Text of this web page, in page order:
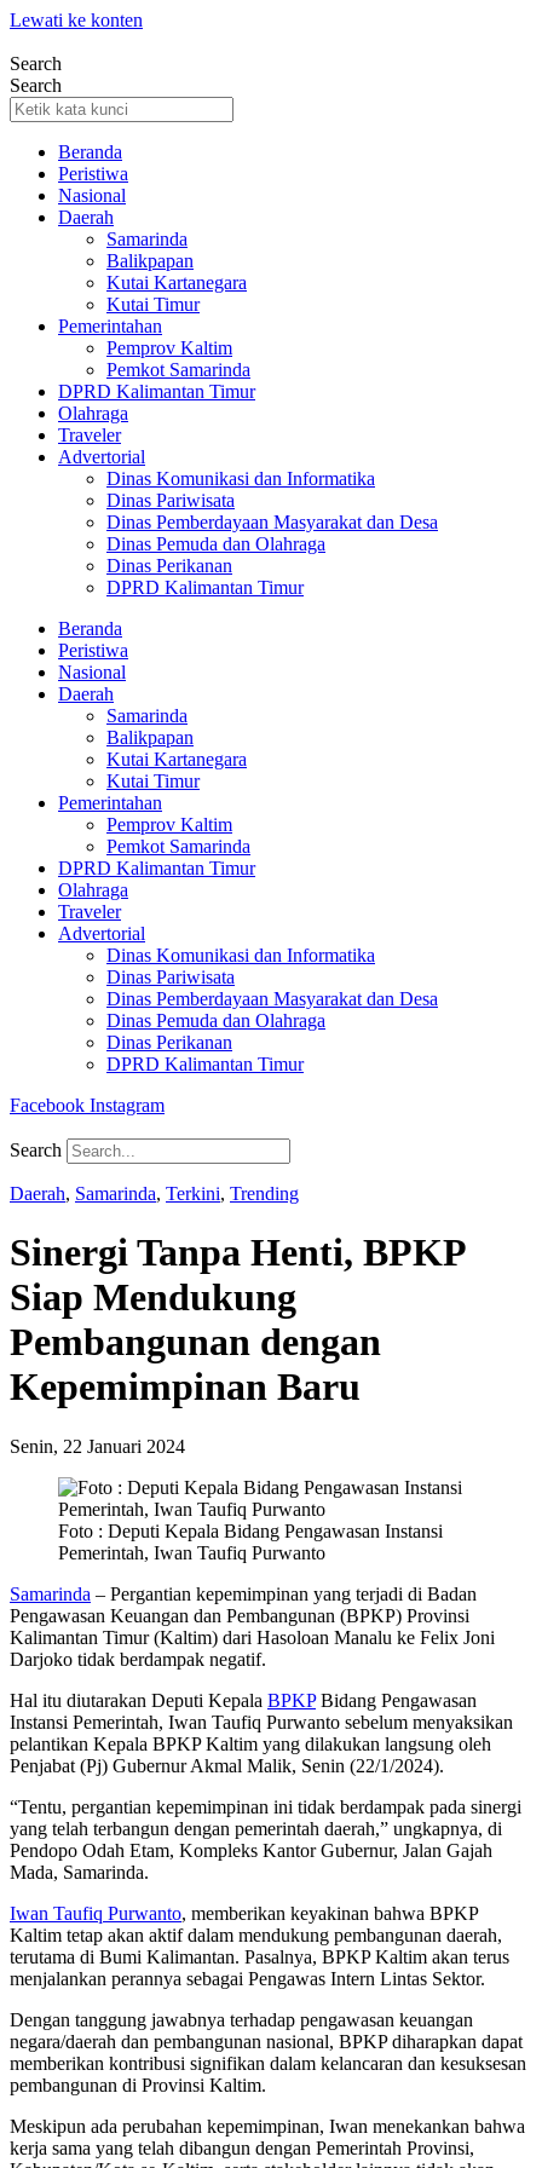
Lewati ke konten
Search
Search
Beranda
Peristiwa
Nasional
Daerah
Samarinda
Balikpapan
Kutai Kartanegara
Kutai Timur
Pemerintahan
Pemprov Kaltim
Pemkot Samarinda
DPRD Kalimantan Timur
Olahraga
Traveler
Advertorial
Dinas Komunikasi dan Informatika
Dinas Pariwisata
Dinas Pemberdayaan Masyarakat dan Desa
Dinas Pemuda dan Olahraga
Dinas Perikanan
DPRD Kalimantan Timur
Beranda
Peristiwa
Nasional
Daerah
Samarinda
Balikpapan
Kutai Kartanegara
Kutai Timur
Pemerintahan
Pemprov Kaltim
Pemkot Samarinda
DPRD Kalimantan Timur
Olahraga
Traveler
Advertorial
Dinas Komunikasi dan Informatika
Dinas Pariwisata
Dinas Pemberdayaan Masyarakat dan Desa
Dinas Pemuda dan Olahraga
Dinas Perikanan
DPRD Kalimantan Timur
Facebook Instagram
Search
Daerah, Samarinda, Terkini, Trending
Sinergi Tanpa Henti, BPKP
Siap Mendukung
Pembangunan dengan
Kepemimpinan Baru
Senin, 22 Januari 2024
Foto : Deputi Kepala Bidang Pengawasan Instansi
Pemerintah, Iwan Taufiq Purwanto
Samarinda – Pergantian kepemimpinan yang terjadi di Badan
Pengawasan Keuangan dan Pembangunan (BPKP) Provinsi
Kalimantan Timur (Kaltim) dari Hasoloan Manalu ke Felix Joni
Darjoko tidak berdampak negatif.
Hal itu diutarakan Deputi Kepala BPKPBidang Pengawasan
Instansi Pemerintah, Iwan Taufiq Purwanto sebelum menyaksikan
pelantikan Kepala BPKP Kaltim yang dilakukan langsung oleh
Penjabat (Pj) Gubernur Akmal Malik, Senin (22/1/2024).
“Tentu, pergantian kepemimpinan ini tidak berdampak pada sinergi
yang telah terbangun dengan pemerintah daerah,” ungkapnya, di
Pendopo Odah Etam, Kompleks Kantor Gubernur, Jalan Gajah
Mada, Samarinda.
Iwan Taufiq Purwanto, memberikan keyakinan bahwa BPKP
Kaltim tetap akan aktif dalam mendukung pembangunan daerah,
terutama di Bumi Kalimantan. Pasalnya, BPKP Kaltim akan terus
menjalankan perannya sebagai Pengawas Intern Lintas Sektor.
Dengan tanggung jawabnya terhadap pengawasan keuangan
negara/daerah dan pembangunan nasional, BPKP diharapkan dapat
memberikan kontribusi signifikan dalam kelancaran dan kesuksesan
pembangunan di Provinsi Kaltim.
Meskipun ada perubahan kepemimpinan, Iwan menekankan bahwa
kerja sama yang telah dibangun dengan Pemerintah Provinsi,